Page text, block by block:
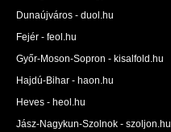
Dunaújváros - duol.hu
Fejér - feol.hu
Győr-Moson-Sopron - kisalfold.hu
Hajdú-Bihar - haon.hu
Heves - heol.hu
Jász-Nagykun-Szolnok - szoljon.hu